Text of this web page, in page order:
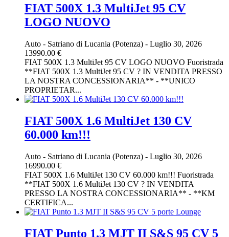
FIAT 500X 1.3 MultiJet 95 CV
LOGO NUOVO
Auto - Satriano di Lucania (Potenza) - Luglio 30, 2026
13990.00 €
FIAT 500X 1.3 MultiJet 95 CV LOGO NUOVO Fuoristrada
**FIAT 500X 1.3 MultiJet 95 CV ? IN VENDITA PRESSO
LA NOSTRA CONCESSIONARIA** - **UNICO
PROPRIETAR...
FIAT 500X 1.6 MultiJet 130 CV
60.000 km!!!
Auto - Satriano di Lucania (Potenza) - Luglio 30, 2026
16990.00 €
FIAT 500X 1.6 MultiJet 130 CV 60.000 km!!! Fuoristrada
**FIAT 500X 1.6 MultiJet 130 CV ? IN VENDITA
PRESSO LA NOSTRA CONCESSIONARIA** - **KM
CERTIFICA...
FIAT Punto 1.3 MJT II S&S 95 CV 5